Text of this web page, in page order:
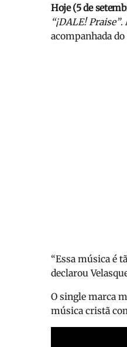
Hoje (5 de
“¡DALE! Praise”.
acompanhada
“Essa música é
declarou
O single marca
música cristã